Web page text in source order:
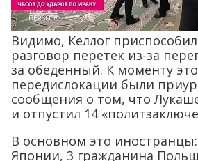
Видимо, Келлог
разговор перетек из-за
за обеденный. К моменту
передислокации были
сообщения о том, что
и отпустил 14
В основном это
Японии, 3 гражданина